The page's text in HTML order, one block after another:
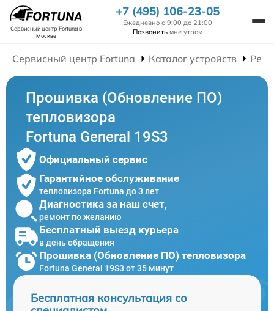
Сервисный центр Fortunaв
Москве
+7 (495) 106-23-05
Ежедневно с 9:00 до 21:00
Позвонить мне утром
Сервисный центр Fortuna Каталог устройств
Прошивка (Обновление ПО)
тепловизора
Fortuna General 19S3
Официальный сервис
Гарантийное обслуживание
тепловизора Fortuna до 3 лет
Диагностика за наш счет,
ремонт по желанию
Бесплатный выезд курьера
в день обращения
Прошивка (Обновление ПО) тепловизора
Fortuna General 19S3 от 35 минут
Бесплатная консультация со